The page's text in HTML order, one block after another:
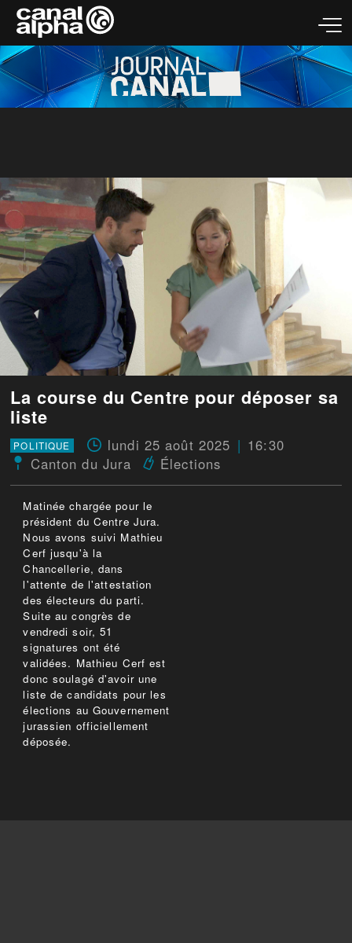
La course du Centre pour déposer sa
liste
POLITIQUE lundi 25 août 2025
16:30
Canton du Jura
Élections
Matinée chargée pour le
président du Centre Jura.
Nous avons suivi Mathieu
Cerf jusqu'à la
Chancellerie, dans
l'attente de l'attestation
des électeurs du parti.
Suite au congrès de
vendredi soir, 51
signatures ont été
validées. Mathieu Cerf est
donc soulagé d'avoir une
liste de candidats pour les
élections au Gouvernement
jurassien officiellement
déposée.